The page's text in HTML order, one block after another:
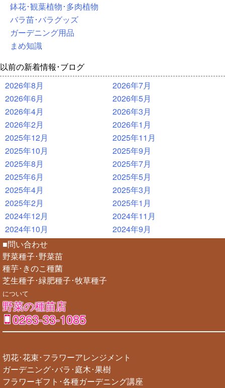
鉢花･観葉植物･多肉植物
バラ苗･バラグッズ
ガーデニング用品
まめ知識
以前の新着情報･ブログ
2026年8月
2026年7月
2026年6月
2026年5月
2026年4月
2026年3月
2026年2月
2026年1月
2025年12月
2025年11月
2025年10月
2025年9月
2025年8月
2025年7月
2025年6月
2025年5月
2025年4月
2025年3月
2025年2月
2025年1月
2024年12月
2024年11月
2024年10月
2024年9月
■問い合わせ
野菜種子･野菜苗
種芋･きのこ種菌
芝生種子･緑肥種子･牧草種子
について
野菜の種苗店
0263-33-1085
切花･花束･フラワーアレンジメント
ガーデニング･バラ･庭木･果樹
フラワーギフト･各種ガーデニング講座